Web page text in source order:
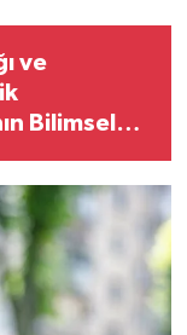
ve
Bilimsel